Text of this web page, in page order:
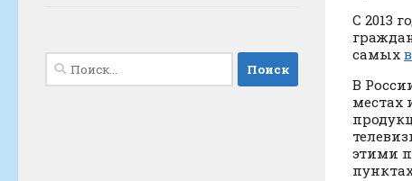
С 2013
самых
В
местах
этими
Найти: